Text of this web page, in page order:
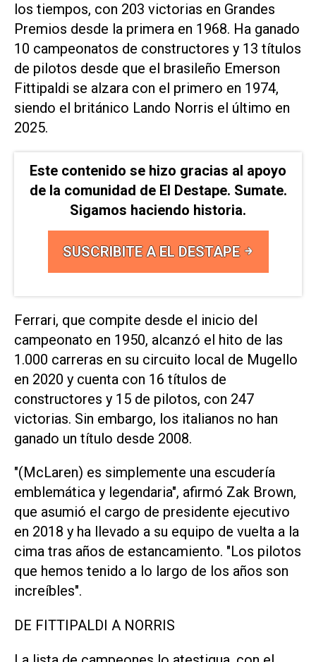
los tiempos, con 203 victorias en Grandes
Premios desde la primera en 1968. Ha ganado
10 campeonatos de constructores y 13 títulos
de pilotos desde que el brasileño Emerson
Fittipaldi ​se alzara con el primero ⁠en 1974,
siendo el británico Lando Norris el último en
2025.
Este contenido se hizo gracias al apoyo
de la comunidad de El Destape. Sumate.
Sigamos haciendo historia.
SUSCRIBITE A EL DESTAPE
Ferrari, que compite desde el inicio del
campeonato ‌en 1950, alcanzó el hito de las
1.000 carreras en su circuito local de Mugello
⁠en 2020 y cuenta con 16 títulos de
constructores y ⁠15 de pilotos, con 247
victorias. Sin embargo, los italianos no han
ganado un título desde 2008.
"(McLaren) es simplemente una escudería
emblemática y legendaria", afirmó Zak Brown,
que asumió el cargo de presidente ejecutivo
en 2018 y ha ⁠llevado a su equipo de vuelta a la
cima tras años de estancamiento. "Los pilotos
que hemos tenido ​a lo largo de los años son
increíbles".
DE FITTIPALDI A NORRIS